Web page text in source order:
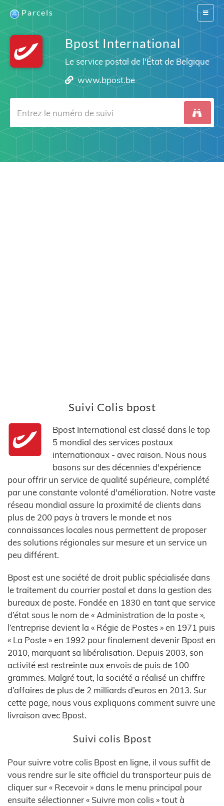
Switch
Parcels
Bpost International
Le service postal de l'État de Belgique
www.bpost.be
Suivi Colis bpost
Bpost International est classé dans le top
5 mondial des services postaux
internationaux - avec raison. Nous nous
basons sur des décennies d'expérience
pour offrir un service de qualité supérieure, complété
par une constante volonté d'amélioration. Notre vaste
réseau mondial assure la proximité de clients dans
plus de 200 pays à travers le monde et nos
connaissances locales nous permettent de proposer
des solutions régionales sur mesure et un service un
peu différent.
Bpost est une société de droit public spécialisée dans
le traitement du courrier postal et dans la gestion des
bureaux de poste. Fondée en 1830 en tant que service
d’état sous le nom de « Administration de la poste »,
l’entreprise devient la « Régie de Postes » en 1971 puis
« La Poste » en 1992 pour finalement devenir Bpost en
2010, marquant sa libéralisation. Depuis 2003, son
activité est restreinte aux envois de puis de 100
grammes. Malgré tout, la société a réalisé un chiffre
d’affaires de plus de 2 milliards d’euros en 2013. Sur
cette page, nous vous expliquons comment suivre une
livraison avec Bpost.
Suivi colis Bpost
Pour suivre votre colis Bpost en ligne, il vous suffit de
vous rendre sur le site officiel du transporteur puis de
cliquer sur « Recevoir » dans le menu principal pour
ensuite sélectionner « Suivre mon colis » tout à